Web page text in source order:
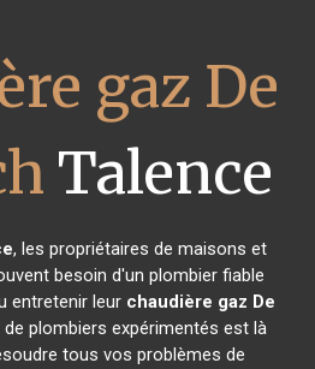
gaz De
Talence
, les propriétaires de maisons et
besoin d'un plombier fiable
entretenir leur chaudière gaz De
de plombiers expérimentés est là
tous vos problèmes de